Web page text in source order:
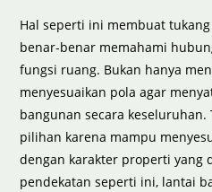
Hal seperti ini membuat
benar-benar memahami
fungsi ruang. Bukan hanya
menyesuaikan pola agar
bangunan secara
pilihan karena mampu
dengan karakter properti yang
pendekatan seperti ini, lantai